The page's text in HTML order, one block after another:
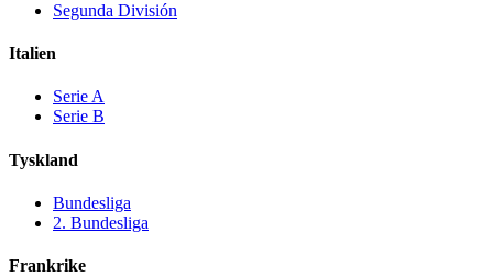
Segunda División
Italien
Serie A
Serie B
Tyskland
Bundesliga
2. Bundesliga
Frankrike